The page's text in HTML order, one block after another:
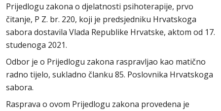
Prijedlogu zakona o djelatnosti psihoterapije, prvo
čitanje, P Z. br. 220, koji je predsjedniku Hrvatskoga
sabora dostavila Vlada Republike Hrvatske, aktom od 17.
studenoga 2021.
Odbor je o Prijedlogu zakona raspravljao kao matično
radno tijelo, sukladno članku 85. Poslovnika Hrvatskoga
sabora.
Rasprava o ovom Prijedlogu zakona provedena je